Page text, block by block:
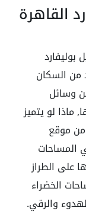
القاهرة
من السكان
وسائل
ماذا لو يتميز
من موقع
المساحات
على الطراز
الخضراء
والرقي.